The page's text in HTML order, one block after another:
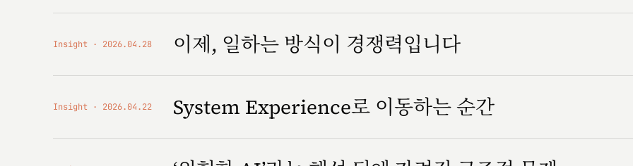
Insight 2026.04.28 이제, 일하는 방식이 경쟁력입니다
Insight 2026.04.22 System Experience로 이동하는 순간